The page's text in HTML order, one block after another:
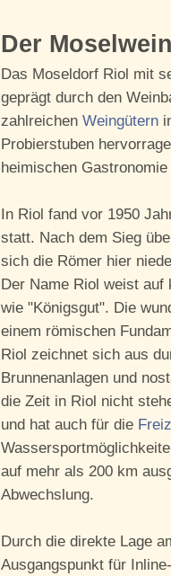
Der
Das Moseldorf Riol mit
geprägt durch den
zahlreichen Weingütern
Probierstuben
heimischen
In Riol fand vor 1950
statt. Nach dem Sieg
sich die Römer hier
Der Name Riol weist
wie "Königsgut". Die
einem römischen
Riol zeichnet sich aus
Brunnenanlagen und
die Zeit in Riol nicht
und hat auch für die
auf mehr als 200 km
Abwechslung.
Durch die direkte Lage
Ausgangspunkt für